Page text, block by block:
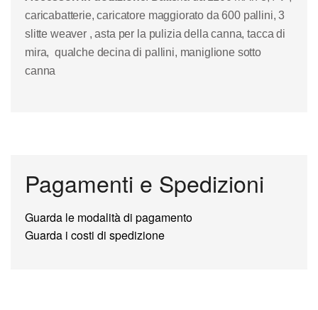
caricabatterie, caricatore maggiorato da 600 pallini, 3
slitte weaver , asta per la pulizia della canna, tacca di
mira, qualche decina di pallini, maniglione sotto
canna
Pagamenti e Spedizioni
Guarda le modalità di pagamento
Guarda i costi di spedizione